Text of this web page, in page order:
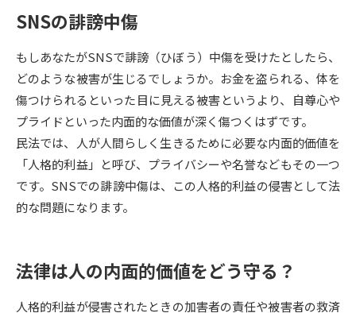
高等学校（情報）教員資格認定
大学研究 大学検索
大学で学べる内容や特徴を調べる
新増設大学・学部・学科特集
国際・グローバルに強い大学特
SNSの誹謗中傷
もしあなたがSNSで誹謗（ひぼう）中傷を受けたとしたら、
どのような被害が生じるでしょうか。お金を盗られる、体を
傷つけられるといった目に見える被害というより、自尊心や
プライドといった内面的な価値が深く傷つくはずです。
民法では、人が人間らしく生きるために必要な内面的価値を
「人格的利益」と呼び、プライバシーや名誉などもその一つ
です。SNSでの誹謗中傷は、この人格的利益の侵害として法
的な問題になります。
法律は人の内面的価値をどう守る？
人格的利益が侵害されたときの加害者の責任や被害者の救済